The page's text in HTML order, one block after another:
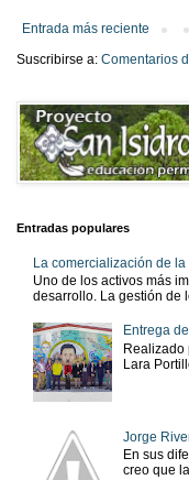
Entrada más reciente
Suscribirse a: Comentarios
Entradas populares
La comercialización de
Uno de los activos más
desarrollo. La gestión de
Entrega
Realizado
Lara
Jorge
En sus
creo que